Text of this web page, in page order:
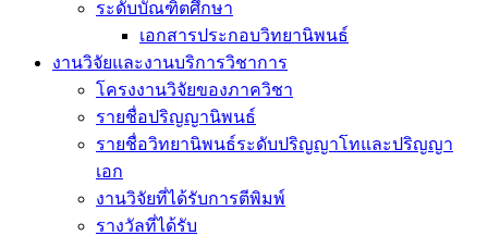
ระดับบัณฑิตศึกษา
เอกสารประกอบวิทยานิพนธ์
งานวิจัยและงานบริการวิชาการ
โครงงานวิจัยของภาควิชา
รายชื่อปริญญานิพนธ์
รายชื่อวิทยานิพนธ์ระดับปริญญาโทและปริญญา
เอก
งานวิจัยที่ได้รับการตีพิมพ์
รางวัลที่ได้รับ